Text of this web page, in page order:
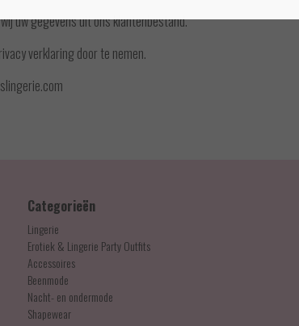
uw gegevens uit ons klantenbestand.
verklaring door te nemen.
Categorieën
Lingerie
Erotiek & Lingerie Party Outfits
Accessoires
Beenmode
Nacht- en ondermode
Shapewear